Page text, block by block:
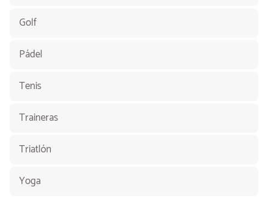
Golf
Pádel
Tenis
Traineras
Triatlón
Yoga